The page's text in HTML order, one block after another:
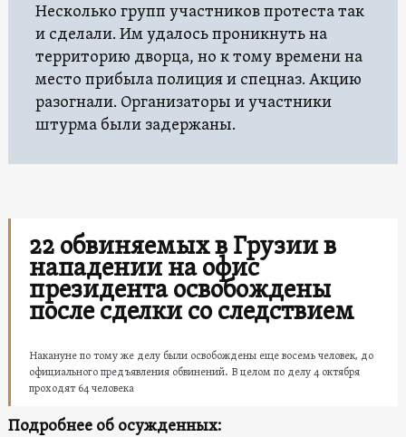
Несколько групп участников протеста так
и сделали. Им удалось проникнуть на
территорию дворца, но к тому времени на
место прибыла полиция и спецназ. Акцию
разогнали. Организаторы и участники
штурма были задержаны.
22 обвиняемых в Грузии в
нападении на офис
президента освобождены
после сделки со следствием
Накануне по тому же делу были освобождены еще восемь человек, до
официального предъявления обвинений. В целом по делу 4 октября
проходят 64 человека
Подробнее об осужденных: